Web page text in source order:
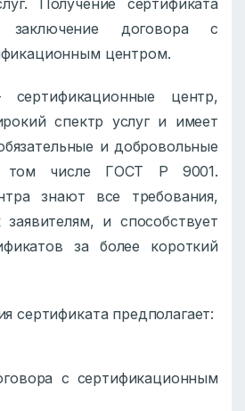
Получение сертификата
договора с
центром.
сертификационные центр,
спектр услуг и имеет
и добровольные
том числе ГОСТ Р 9001.
знают все требования,
и способствует
за более короткий
сертификата предполагает:
с сертификационным